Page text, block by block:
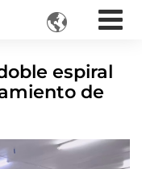

espiral
de